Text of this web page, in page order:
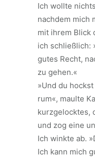
Ich wollte
nachdem mich
mit ihrem Blick
ich schließlich:
gutes Recht,
zu gehen.«
»Und du
rum«, maulte
kurzgelocktes,
und zog eine
Ich winkte ab.
Ich kann mich